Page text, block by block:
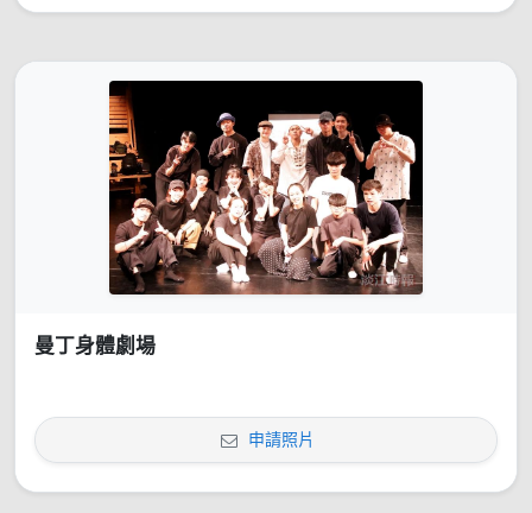
曼丁身體劇場
申請照片